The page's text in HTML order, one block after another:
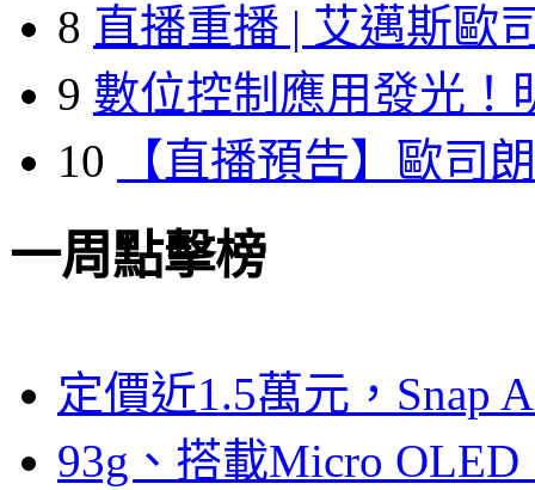
8 直播重播 | 艾邁斯歐
9 數位控制應用發光！
10
【直播預告】歐司
一周點擊榜
定價近1.5萬元，Snap
93g、搭載Micro